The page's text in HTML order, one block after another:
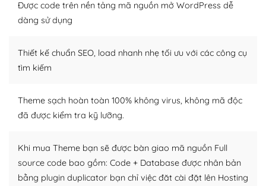
thiết kế tốt, bạn có thể tự sửa đổi. Nếu không bạn có thể
tìm kiếm chúng trên Internet hoặc nhờ chuyên gia.
– Sở hữu một cộng đồng lớn, sẵn sàng hỗ trợ
khổng lồ được kiểm duyệt bởi các nhân viên và những
người cuồng tín WordPress.
Nếu bạn gặp khó khăn, bạn có thể lên mạng và tìm
kiếm những cộng đồng WordPress, họ sẽ giúp bạn trả
lời, giải đáp vấn đề của bạn.
Được code trên nền tảng mã nguồn mở WordPress dễ
dàng sử dụng
Thiết kế chuẩn SEO, load nhanh nhẹ tối ưu với các công cụ
tìm kiếm
Theme sạch hoàn toàn 100% không virus, không mã độc
đã được kiểm tra kỹ lưỡng.
Khi mua Theme bạn sẽ được bàn giao mã nguồn Full
source code bao gồm: Code + Database được nhân bản
bằng plugin duplicator bạn chỉ việc đăt cài đặt lên Hosting